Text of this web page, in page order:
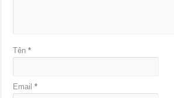
Tên*
Email*